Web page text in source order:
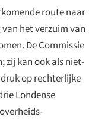
route naar
het verzuim van
De Commissie
zij kan ook als niet-
op rechterlijke
Londense